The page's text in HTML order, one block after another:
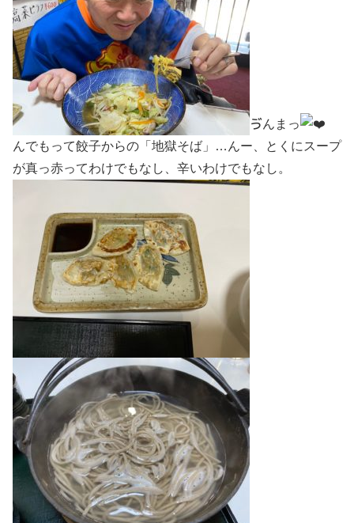
ゔんまっ
んでもって餃子からの「地獄そば」…んー、とくにスープ
が真っ赤ってわけでもなし、辛いわけでもなし。